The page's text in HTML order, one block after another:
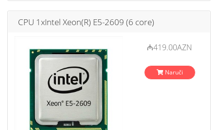
CPU 1xIntel Xeon(R) E5-2609 (6 core)
₼419.00AZN
Naruči